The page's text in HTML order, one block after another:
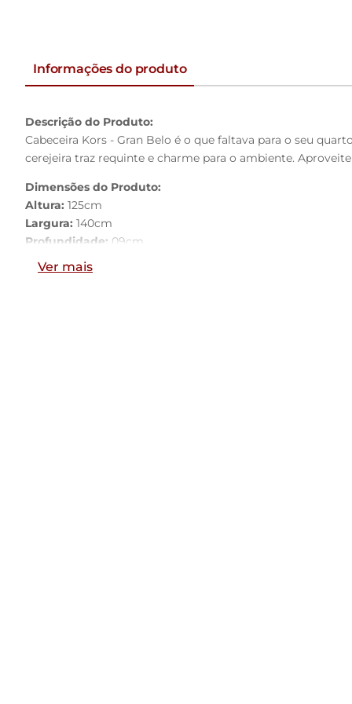
Informações do produto
Descrição do Produto:
Cabeceira Kors - Gran Belo é o que faltava para o seu
cerejeira traz requinte e charme para o ambiente. Aproveite
Dimensões do Produto:
Altura: 125cm
Largura: 140cm
Profundidade: 09cm
Características do Produto:
Sim, acompanha manual de
Utilizar um pano levemente
- As imagens são meramente ilustrativas e não
- Pode haver alguma diferença de tonalidade entre a
- Todos os nossos produtos são enviados devidamente
- Confira as dimensões do produto no momento da
Ver mais